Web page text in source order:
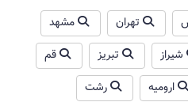
تهران
مشهد
شیراز تبریز
قم
ارومیه
رشت